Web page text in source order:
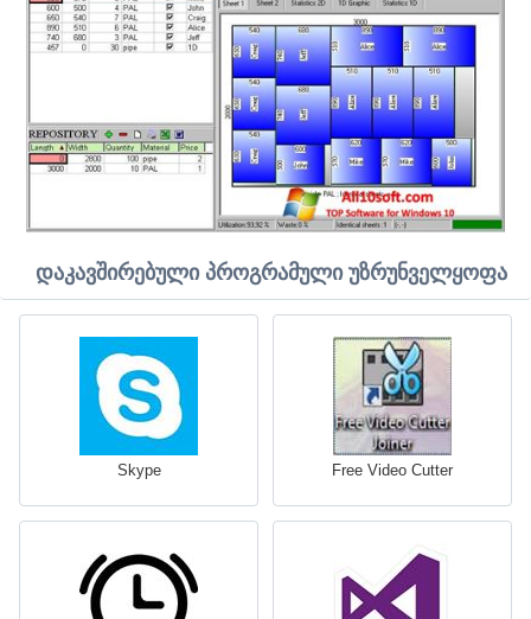
დაკავშირებული პროგრამული უზრუნველყოფა
Skype Free Video Cutter